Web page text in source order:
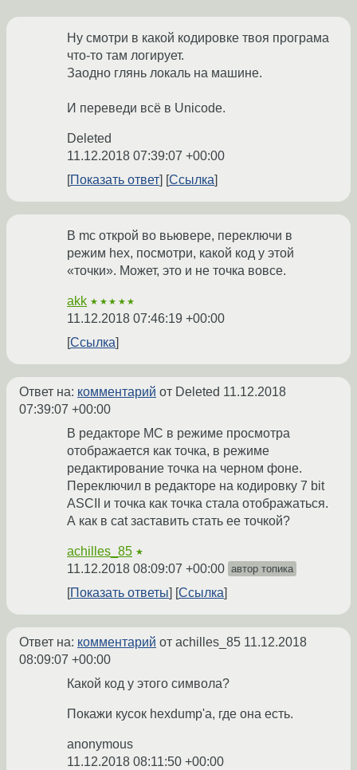
Ну смотри в какой кодировке твоя програма
что-то там логирует.
Заодно глянь локаль на машине.
И переведи всё в Unicode.
Deleted
11.12.2018 07:39:07 +00:00
Показать ответ
Ссылка
В mc открой во вьювере, переключи в
режим hex, посмотри, какой код у этой
«точки». Может, это и не точка вовсе.
akk ★★★★★
11.12.2018 07:46:19 +00:00
Ссылка
Ответ на: комментарий от Deleted 11.12.2018
07:39:07 +00:00
В редакторе MC в режиме просмотра
отображается как точка, в режиме
редактирование точка на черном фоне.
Переключил в редакторе на кодировку 7 bit
ASCII и точка как точка стала отображаться.
А как в cat заставить стать ее точкой?
achilles_85 ★
11.12.2018 08:09:07 +00:00 автор топика
Показать ответы Ссылка
Ответ на: комментарий от achilles_85 11.12.2018
08:09:07 +00:00
Какой код у этого символа?
Покажи кусок hexdump'а, где она есть.
anonymous
11.12.2018 08:11:50 +00:00